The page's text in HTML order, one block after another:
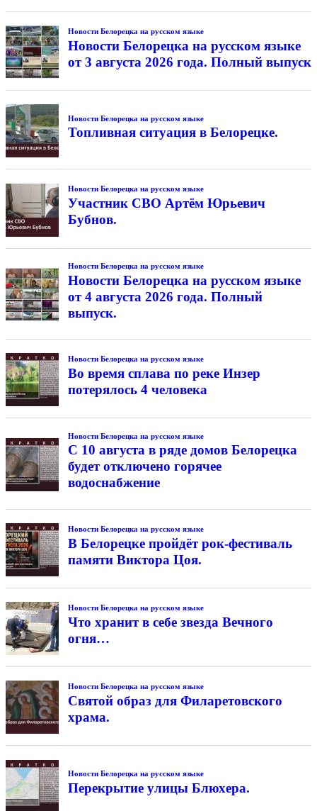
Новости Белорецка на русском языке
Новости Белорецка на русском языке
от 3 августа 2026 года. Полный выпуск
Новости Белорецка на русском языке
Топливная ситуация в Белорецке.
Новости Белорецка на русском языке
Участник СВО Артём Юрьевич
Бубнов.
Новости Белорецка на русском языке
Новости Белорецка на русском языке
от 4 августа 2026 года. Полный
выпуск.
Новости Белорецка на русском языке
Во время сплава по реке Инзер
потерялось 4 человека
Новости Белорецка на русском языке
С 10 августа в ряде домов Белорецка
будет отключено горячее
водоснабжение
Новости Белорецка на русском языке
В Белорецке пройдёт рок-фестиваль
памяти Виктора Цоя.
Новости Белорецка на русском языке
Что хранит в себе звезда Вечного
огня…
Новости Белорецка на русском языке
Святой образ для Филаретовского
храма.
Новости Белорецка на русском языке
Перекрытие улицы Блюхера.